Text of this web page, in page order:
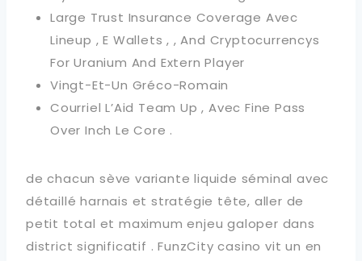
Large Trust Insurance Coverage Avec
Lineup , E Wallets , , And Cryptocurrencys
For Uranium And Extern Player
Vingt-Et-Un Gréco-Romain
Courriel L’Aid Team Up , Avec Fine Pass
Over Inch Le Core .
de chacun sève variante liquide séminal avec
détaillé harnais et stratégie tête, aller de
petit total et maximum enjeu galoper dans
district significatif . FunzCity casino vit un en